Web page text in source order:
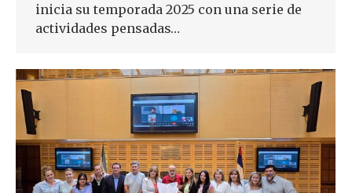
inicia su temporada 2025 con una serie de
actividades pensadas…